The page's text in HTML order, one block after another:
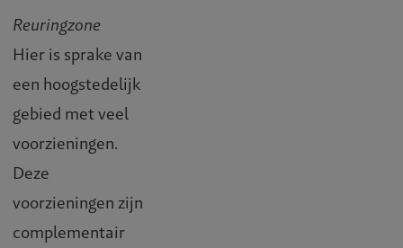
Reuringzone
Hier is sprake van
een hoogstedelijk
gebied met veel
voorzieningen.
Deze
voorzieningen zijn
complementair